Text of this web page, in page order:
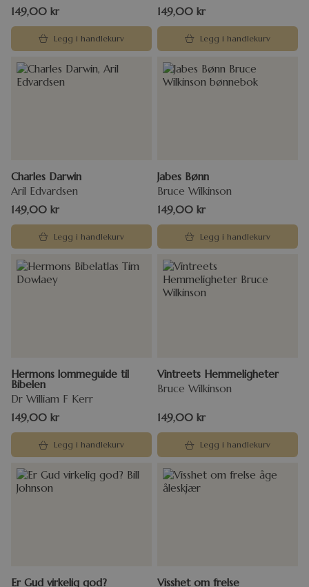
149,00 kr
Legg i handlekurv
149,00 kr
Legg i handlekurv
Charles Darwin
Aril Edvardsen
149,00 kr
Legg i handlekurv
Jabes Bønn
Bruce Wilkinson
149,00 kr
Legg i handlekurv
Hermons lommeguide til
Bibelen
Dr William F Kerr
149,00 kr
Legg i handlekurv
Vintreets Hemmeligheter
Bruce Wilkinson
149,00 kr
Legg i handlekurv
Er Gud virkelig god? Visshet om frelse